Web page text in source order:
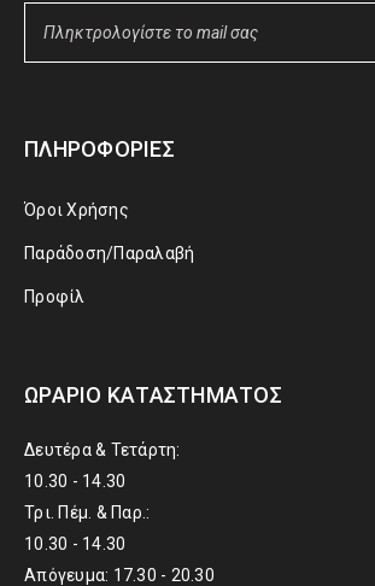
ΠΛΗΡΟΦΟΡΊΕΣ
Όροι Χρήσης
Παράδοση/Παραλαβή
Προφίλ
ΩΡΆΡΙΟ ΚΑΤΑΣΤΉΜΑΤΟΣ
Δευτέρα & Τετάρτη:
10.30 - 14.30
Τρι. Πέμ. & Παρ.:
10.30 - 14.30
Απόγευμα: 17.30 - 20.30